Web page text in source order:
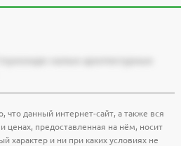
данный интернет-сайт, а также вся
ценах, предоставленная на нём, носит
характер и ни при каких условиях не